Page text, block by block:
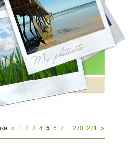
: « 1 2 3 4 5 6 7 ... 270 271 »